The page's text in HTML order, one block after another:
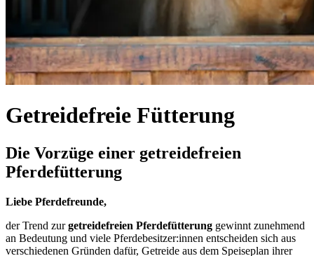
Getreidefreie Fütterung
Die Vorzüge einer getreidefreien
Pferdefütterung
Liebe Pferdefreunde,
der Trend zurgetreidefreien Pferdefütterung gewinnt zunehmend
an Bedeutung und viele Pferdebesitzer:innen entscheiden sich aus
verschiedenen Gründen dafür, Getreide aus dem Speiseplan ihrer